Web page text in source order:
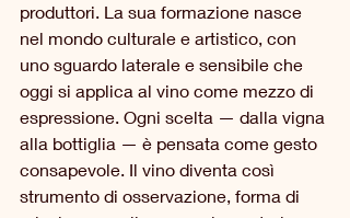
produttori. La sua formazione nasce
nel mondo culturale e artistico, con
uno sguardo laterale e sensibile che
oggi si applica al vino come mezzo di
espressione. Ogni scelta — dalla vigna
alla bottiglia — è pensata come gesto
consapevole. Il vino diventa così
strumento di osservazione, forma di